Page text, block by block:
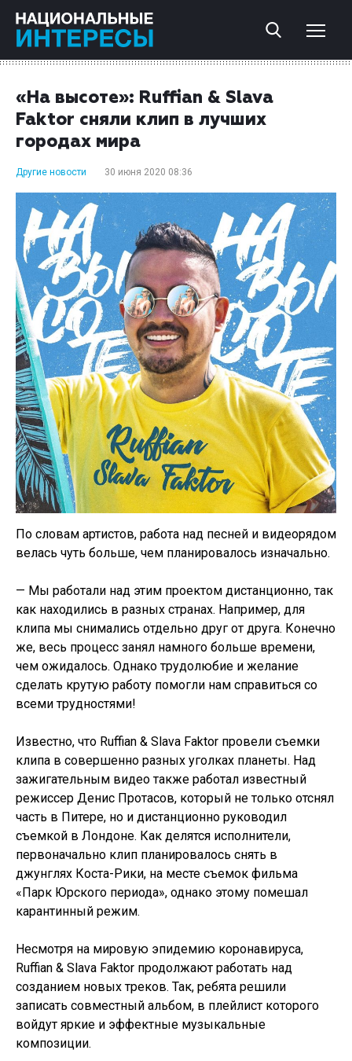
«На высоте»: Ruffian & Slava
Faktor сняли клип в лучших
городах мира
Другие новости 30 июня 2020 08:36
По словам артистов, работа над песней и видеорядом
велась чуть больше, чем планировалось изначально.
— Мы работали над этим проектом дистанционно, так
как находились в разных странах. Например, для
клипа мы снимались отдельно друг от друга. Конечно
же, весь процесс занял намного больше времени,
чем ожидалось. Однако трудолюбие и желание
сделать крутую работу помогли нам справиться со
всеми трудностями!
Известно, что Ruffian & Slava Faktor провели съемки
клипа в совершенно разных уголках планеты. Над
зажигательным видео также работал известный
режиссер Денис Протасов, который не только отснял
часть в Питере, но и дистанционно руководил
съемкой в Лондоне. Как делятся исполнители,
первоначально клип планировалось снять в
джунглях Коста-Рики, на месте съемок фильма
«Парк Юрского периода», однако этому помешал
карантинный режим.
Несмотря на мировую эпидемию коронавируса,
Ruffian & Slava Faktor продолжают работать над
созданием новых треков. Так, ребята решили
записать совместный альбом, в плейлист которого
войдут яркие и эффектные музыкальные
композиции.